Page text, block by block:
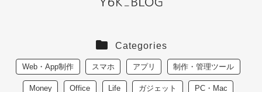
Categories
Web・App制作 スマホ アプリ 制作・管理ツール
Money Office Life ガジェット PC・Mac